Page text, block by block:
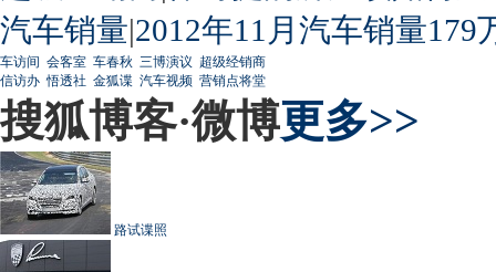
汽车销量|2012年11月汽车销量179
车访间 会客室 车春秋 三博演议 超级经销商
信访办 悟透社 金狐谍 汽车视频 营销点将堂
搜狐博客·微博更多>>
路试谍照